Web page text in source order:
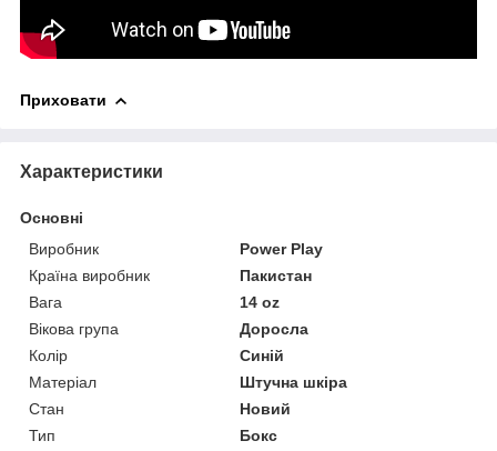
Приховати
Характеристики
Основні
Виробник
Power Play
Країна виробник
Пакистан
Вага
14 oz
Вікова група
Доросла
Колір
Синій
Матеріал
Штучна шкіра
Стан
Новий
Тип
Бокс